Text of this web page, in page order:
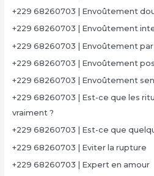
+229 68260703 | Envoûtement
+229 68260703 | Envoûtement
+229 68260703 | Envoûtement
+229 68260703 | Envoûtement
+229 68260703 | Envoûtement
+229 68260703 | Est-ce que les
vraiment ?
+229 68260703 | Est-ce que
+229 68260703 | Eviter la rupture
+229 68260703 | Expert en amour